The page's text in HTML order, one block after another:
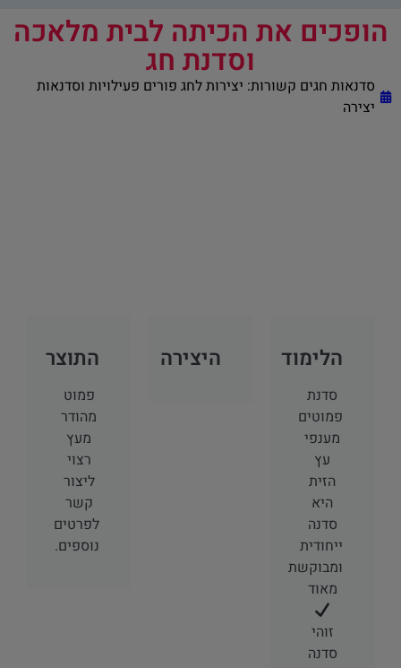
הופכים את הכיתה לבית מלאכה
וסדנת חג
סדנאות חגים קשורות: יצירות לחג פורים פעילויות וסדנאות
יצירה
הלימוד
סדנת
פמוטים
מענפי
עץ
הזית
היא
סדנה
ייחודית
ומבוקשת
מאוד
זוהי
סדנה
היצירה התוצר
פמוט
מהודר
מעץ
רצוי
ליצור
קשר
לפרטים
נוספים.